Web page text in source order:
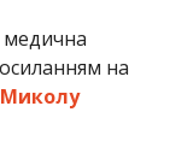
медична
на
Миколу